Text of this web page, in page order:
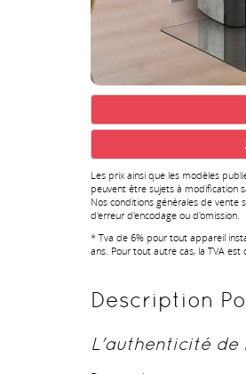
Les prix ainsi que les modèles
peuvent être sujets à modification
Nos conditions générales de vente
d'erreur d'encodage ou d'omission.
* Tva de 6% pour tout appareil
ans. Pour tout autre cas, la TVA est
Description
L'authenticité de